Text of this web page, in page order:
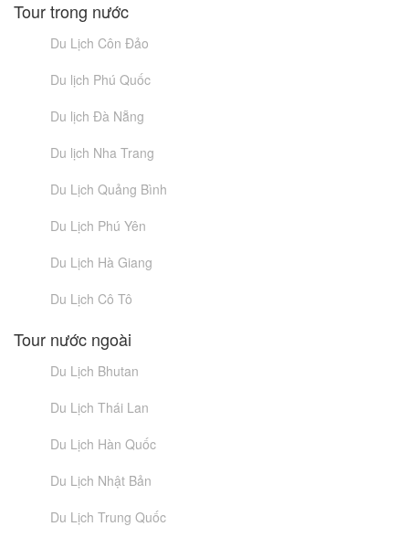
Tour trong nước
Du Lịch Côn Đảo
Du lịch Phú Quốc
Du lịch Đà Nẵng
Du lịch Nha Trang
Du Lịch Quảng Bình
Du Lịch Phú Yên
Du Lịch Hà Giang
Du Lịch Cô Tô
Tour nước ngoài
Du Lịch Bhutan
Du Lịch Thái Lan
Du Lịch Hàn Quốc
Du Lịch Nhật Bản
Du Lịch Trung Quốc